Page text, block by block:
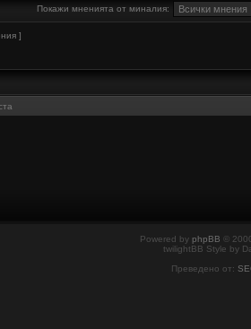
Покажи мненията от миналия:
]
Powered by phpBB ©
twilightBB Style by
Преведено от: